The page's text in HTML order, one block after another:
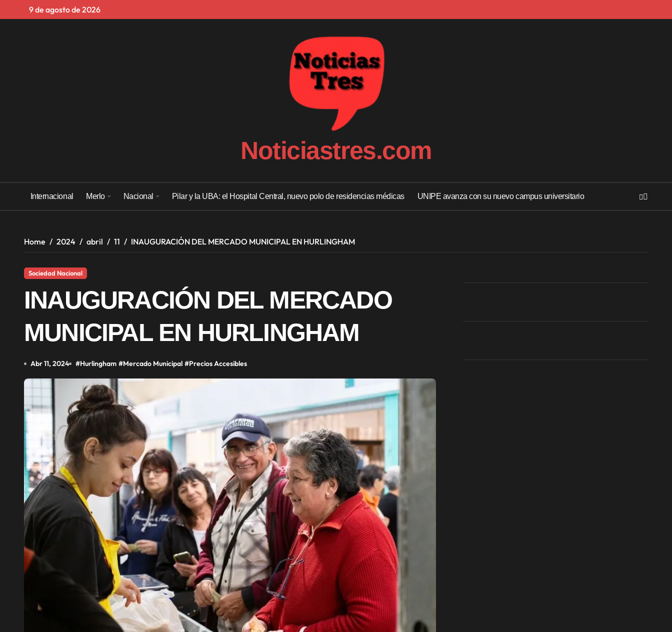
9 de agosto de 2026
Noticiastres.com
Internacional Merlo Nacional Pilar y la UBA: el Hospital Central, nuevo polo de residencias médicas UNIPE avanza con su nuevo campus universitario
Home 2024 abril 11 INAUGURACIÓN DEL MERCADO MUNICIPAL EN HURLINGHAM
Sociedad Nacional
INAUGURACIÓN DEL MERCADO
MUNICIPAL EN HURLINGHAM
Abr 11, 2024 #Hurlingham #Mercado Municipal #Precios Accesibles